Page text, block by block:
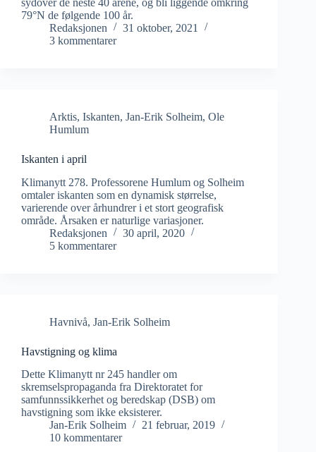
79°N de følgende 100 år.
Redaksjonen
31 oktober, 2021
3 kommentarer
Arktis, Iskanten, Jan-Erik Solheim, Ole
Humlum
Iskanten i april
Klimanytt 278. Professorene Humlum og Solheim
omtaler iskanten som en dynamisk størrelse,
varierende over århundrer i et stort geografisk
område. Årsaken er naturlige variasjoner.
Redaksjonen
30 april, 2020
5 kommentarer
Havnivå, Jan-Erik Solheim
Havstigning og klima
Dette Klimanytt nr 245 handler om
skremselspropaganda fra Direktoratet for
samfunnssikkerhet og beredskap (DSB) om
havstigning som ikke eksisterer.
Jan-Erik Solheim
21 februar, 2019
10 kommentarer